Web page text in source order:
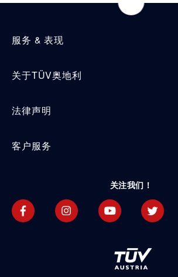
服务 & 表现
关于TÜV奥地利
法律声明
客户服务
关注我们！